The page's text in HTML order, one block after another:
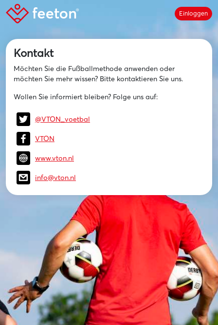
Einloggen
Kontakt
Möchten Sie die Fußballmethode anwenden oder
möchten Sie mehr wissen? Bitte kontaktieren Sie uns.
Wollen Sie informiert bleiben? Folge uns auf:
@VTON_voetbal
VTON
www.vton.nl
info@vton.nl